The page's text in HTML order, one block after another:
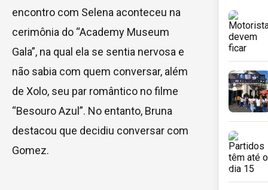
encontro com Selena aconteceu na
cerimônia do “Academy Museum
Gala”, na qual ela se sentia nervosa e
não sabia com quem conversar, além
de Xolo, seu par romântico no filme
“Besouro Azul”. No entanto, Bruna
destacou que decidiu conversar com
Gomez.